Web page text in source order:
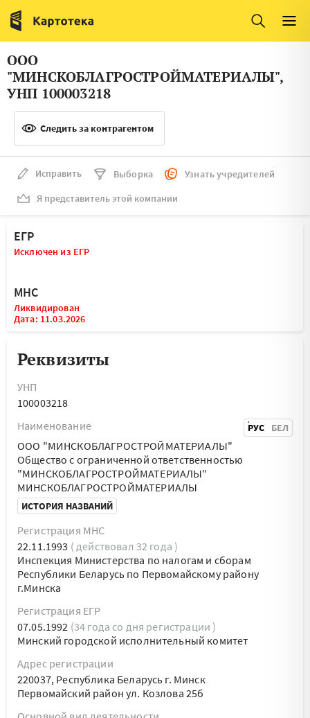
Италия
Люксембург
Литва
Латвия
Македония
Нидерланды
Словения
Франция
Финляндия
ООО
"МИНСКОБЛАГРОСТРОЙМАТЕРИАЛЫ",
УНП 100003218
Следить за контрагентом
Исправить Выборка
Узнать учредителей
Я представитель этой компании
ЕГР
Исключен из ЕГР
МНС
Ликвидирован
Дата: 11.03.2026
Реквизиты
УНП
100003218
Наименование
РУС БЕЛ
ООО "МИНСКОБЛАГРОСТРОЙМАТЕРИАЛЫ"
Общество с ограниченной ответственностью
"МИНСКОБЛАГРОСТРОЙМАТЕРИАЛЫ"
МИНСКОБЛАГРОСТРОЙМАТЕРИАЛЫ
ИСТОРИЯ НАЗВАНИЙ
Регистрация МНС
22.11.1993 ( действовал 32 года )
Инспекция Министерства по налогам и сборам
Республики Беларусь по Первомайскому району
г.Минска
Регистрация ЕГР
07.05.1992 (34 года со дня регистрации )
Минский городской исполнительный комитет
Адрес регистрации
220037, Республика Беларусь г. Минск
Первомайский район ул. Козлова 25б